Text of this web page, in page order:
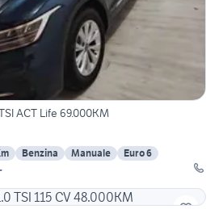
ACT Life 69.000KM
Benzina Manuale
Euro 6